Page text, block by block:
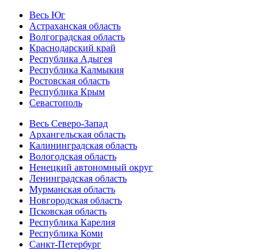
Весь Юг
Астраханская область
Волгоградская область
Краснодарский край
Республика Адыгея
Республика Калмыкия
Ростовская область
Республика Крым
Севастополь
Весь Северо-Запад
Архангельская область
Калининградская область
Вологодская область
Ненецкий автономный округ
Ленинградская область
Мурманская область
Новгородская область
Псковская область
Республика Карелия
Республика Коми
Санкт-Петербург